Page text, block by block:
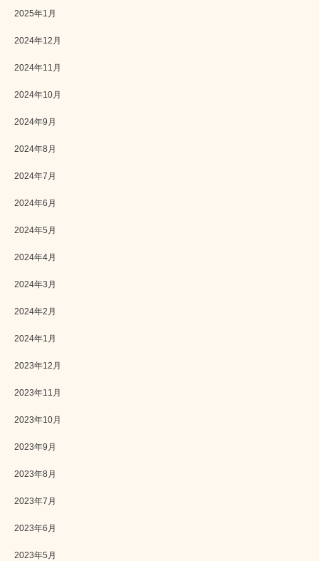
2025年1月
2024年12月
2024年11月
2024年10月
2024年9月
2024年8月
2024年7月
2024年6月
2024年5月
2024年4月
2024年3月
2024年2月
2024年1月
2023年12月
2023年11月
2023年10月
2023年9月
2023年8月
2023年7月
2023年6月
2023年5月